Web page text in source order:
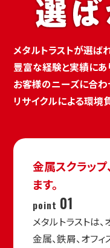
メタルトラストが選ば
豊富な経験と実績にあ
お客様のニーズに合わ
リサイクルによる環境
金属スクラップ
ます。
point 01
メタルトラストは
金属、鉄屑、オフ